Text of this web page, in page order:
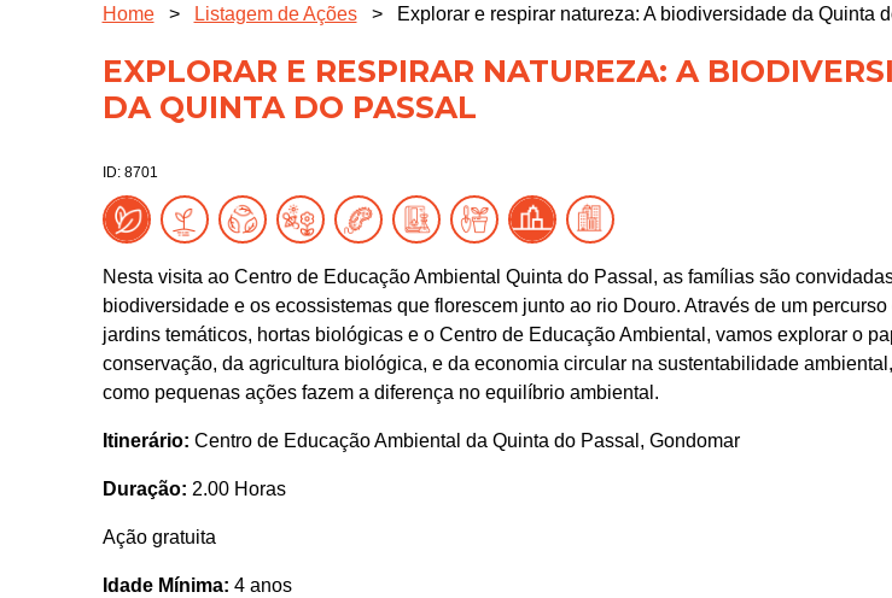
Home > Listagem de Ações > Explorar e respirar natureza: A biodiversidade da Quinta
EXPLORAR E RESPIRAR NATUREZA: A
DA QUINTA DO PASSAL
ID: 8701
Nesta visita ao Centro de Educação Ambiental Quinta do Passal, as famílias são
biodiversidade e os ecossistemas que florescem junto ao rio Douro. Através de um
jardins temáticos, hortas biológicas e o Centro de Educação Ambiental, vamos explorar o
conservação, da agricultura biológica, e da economia circular na sustentabilidade
como pequenas ações fazem a diferença no equilíbrio ambiental.
Itinerário: Centro de Educação Ambiental da Quinta do Passal, Gondomar
Duração: 2.00 Horas
Ação gratuita
Idade Mínima: 4 anos